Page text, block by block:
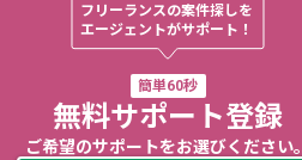
フリーランスの案件探しを
エージェントがサポート！
簡単60秒
無料サポート登録
ご希望のサポートをお選びください。